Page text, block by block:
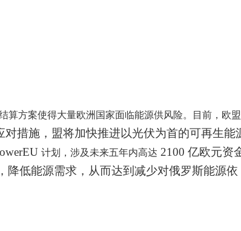
算方案使得大量欧洲国家面临能源供风险。目前，欧
措施，盟将加快推进以光伏为首的可再生能
计划，涉及未来五年内高达 2100 亿欧元资
低能源需求，从而达到减少对俄罗斯能源依